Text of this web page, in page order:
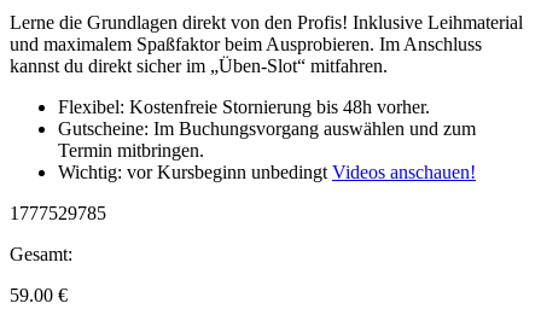
Lerne die Grundlagen direkt von den Profis! Inklusive Leihmaterial
und maximalem Spaßfaktor beim Ausprobieren. Im Anschluss
kannst du direkt sicher im „Üben-Slot“ mitfahren.
Flexibel: Kostenfreie Stornierung bis 48h vorher.
Gutscheine: Im Buchungsvorgang auswählen und zum
Termin mitbringen.
Wichtig: vor Kursbeginn unbedingt Videos anschauen!
1777529785
Gesamt:
59.00 €